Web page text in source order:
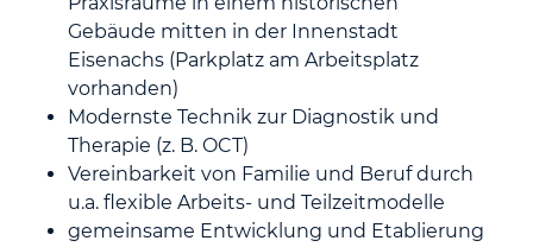
Gebäude mitten in der Innenstadt
Eisenachs (Parkplatz am Arbeitsplatz
vorhanden)
Modernste Technik zur Diagnostik und
Therapie (z. B. OCT)
Vereinbarkeit von Familie und Beruf durch
u.a. flexible Arbeits- und Teilzeitmodelle
gemeinsame Entwicklung und Etablierung